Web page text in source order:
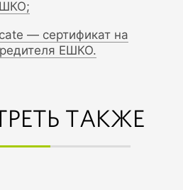
— сертификат на
ЕШКО.
ТАКЖЕ